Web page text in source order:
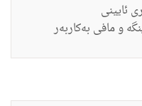
ئایینی
و مافی بەکاربەر